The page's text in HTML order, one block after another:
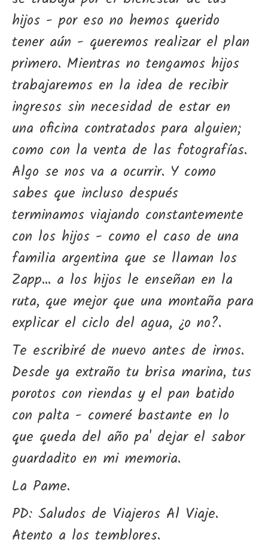
hijos - por eso no hemos querido
tener aún - queremos realizar el plan
primero. Mientras no tengamos hijos
trabajaremos en la idea de recibir
ingresos sin necesidad de estar en
una oficina contratados para alguien;
como con la venta de las fotografías.
Algo se nos va a ocurrir. Y como
sabes que incluso después
terminamos viajando constantemente
con los hijos - como el caso de una
familia argentina que se llaman los
Zapp... a los hijos le enseñan en la
ruta, que mejor que una montaña para
explicar el ciclo del agua, ¿o no?.
Te escribiré de nuevo antes de irnos.
Desde ya extraño tu brisa marina, tus
porotos con riendas y el pan batido
con palta - comeré bastante en lo
que queda del año pa' dejar el sabor
guardadito en mi memoria.
La Pame.
PD: Saludos de Viajeros Al Viaje.
Atento a los temblores.